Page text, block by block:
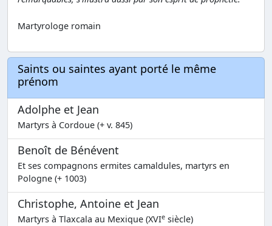
Martyrologe romain
Saints ou saintes ayant porté le même
prénom
Adolphe et Jean
Martyrs à Cordoue (+ v. 845)
Benoît de Bénévent
Et ses compagnons ermites camaldules, martyrs en
Pologne (+ 1003)
Christophe, Antoine et Jean
Martyrs à Tlaxcala au Mexique (XVIe siècle)